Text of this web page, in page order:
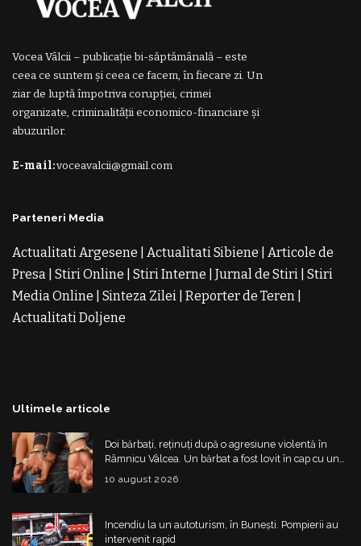
Vocea Vâlcii – publicație bi-săptămânală – este
ceea ce suntem și ceea ce facem, în fiecare zi. Un
ziar de luptă împotriva corupției, crimei
organizate, criminalității economico-financiare și
abuzurilor.
E-mail:voceavalcii@gmail.com
Parteneri Media
Actualitati Argesene Actualitati Sibiene
Articole de
Presa Stiri Online Stiri Interne Jurnal de Stiri Stiri
Media Online
Sinteza Zilei Reporter de Teren
Actualitati Doljene
Ultimele articole
Doi bărbați, reținuți după o agresiune violentă în
Râmnicu Vâlcea. Un bărbat a fost lovit în cap cu un
obiect contondent
10 august 2026
Incendiu la un autoturism, în Bunești. Pompierii au
intervenit rapid